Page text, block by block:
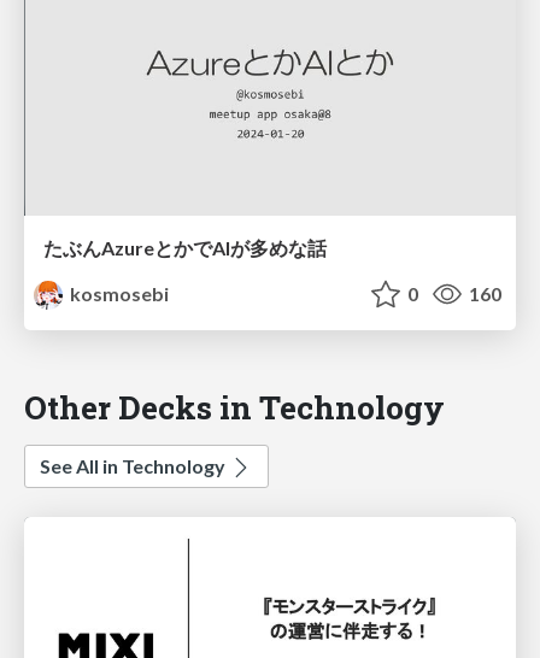
たぶんAzureとかでAIが多めな話
kosmosebi
0 160
Other Decks in Technology
See All in Technology